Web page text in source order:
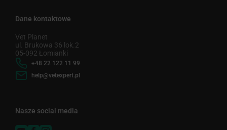
Dane kontaktowe
Vet Planet
ul. Brukowa 36 lok.2
05-092 Łomianki
+48 22 122 11 99
help@vetexpert.pl
Nasze social media